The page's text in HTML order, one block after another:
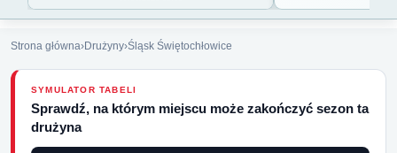
Strona główna›Drużyny›Śląsk Świętochłowice
SYMULATOR TABELI
Sprawdź, na którym miejscu może zakończyć sezon ta
drużyna